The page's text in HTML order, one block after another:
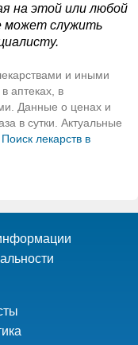
на этой или любой
может служить
и иными
аптеках, в
Данные о ценах и
в сутки. Актуальные
Поиск лекарств в